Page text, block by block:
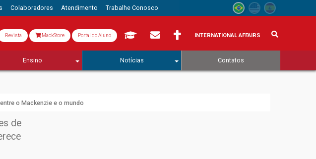
Colaboradores Atendimento Trabalhe Conosco
Revista MackStore Portal do Aluno INTERNATIONAL AFFAIRS
Ensino Notícias Contatos
o Mackenzie e o mundo
de